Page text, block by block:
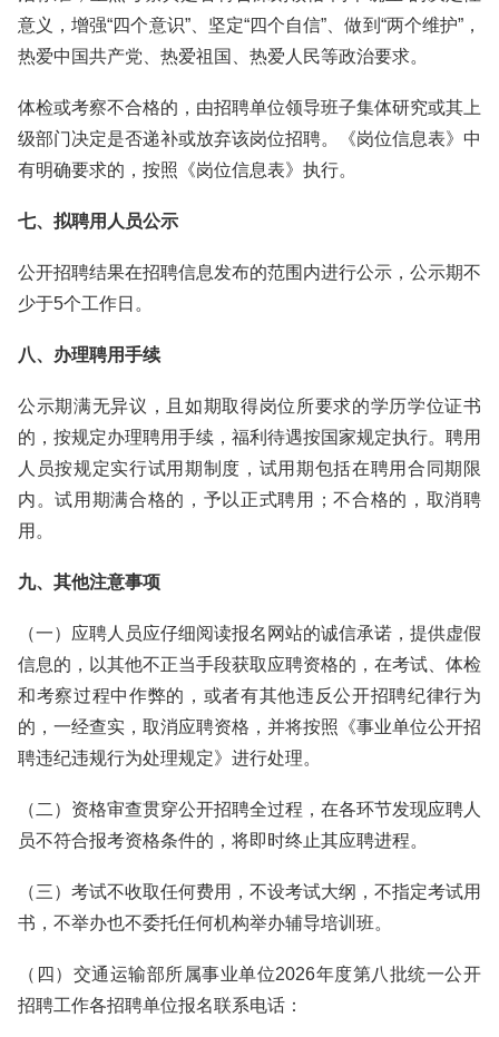
意义，增强“四个意识”、坚定“四个自信”、做到“两个维护”，
热爱中国共产党、热爱祖国、热爱人民等政治要求。
体检或考察不合格的，由招聘单位领导班子集体研究或其上
级部门决定是否递补或放弃该岗位招聘。《岗位信息表》中
有明确要求的，按照《岗位信息表》执行。
七、拟聘用人员公示
公开招聘结果在招聘信息发布的范围内进行公示，公示期不
少于5个工作日。
八、办理聘用手续
公示期满无异议，且如期取得岗位所要求的学历学位证书
的，按规定办理聘用手续，福利待遇按国家规定执行。聘用
人员按规定实行试用期制度，试用期包括在聘用合同期限
内。试用期满合格的，予以正式聘用；不合格的，取消聘
用。
九、其他注意事项
（一）应聘人员应仔细阅读报名网站的诚信承诺，提供虚假
信息的，以其他不正当手段获取应聘资格的，在考试、体检
和考察过程中作弊的，或者有其他违反公开招聘纪律行为
的，一经查实，取消应聘资格，并将按照《事业单位公开招
聘违纪违规行为处理规定》进行处理。
（二）资格审查贯穿公开招聘全过程，在各环节发现应聘人
员不符合报考资格条件的，将即时终止其应聘进程。
（三）考试不收取任何费用，不设考试大纲，不指定考试用
书，不举办也不委托任何机构举办辅导培训班。
（四）交通运输部所属事业单位2026年度第八批统一公开
招聘工作各招聘单位报名联系电话：